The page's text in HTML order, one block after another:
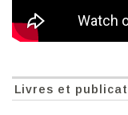
Livres et